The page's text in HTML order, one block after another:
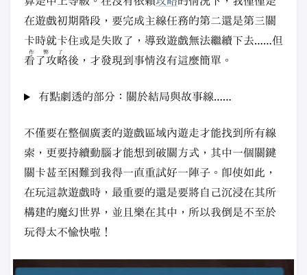
在遊戲初期階段，要完成主線任務的第二還是第三關
卡時就卡住或是失敗了，導致遊戲無法繼續下去……但
看了攻略
作弊了
後，才發現到事情沒有這麼簡單。
有點劇透的部分：關於結局與故事線……
不僅要在整個廣袤的遊戲區域內遊走才能找到所有線
索，更要持續動腦才能想到破關方式，其中一個關鍵
關卡甚至困難到我得一直重試好一陣子。即使如此，
在玩這款遊戲時，最重要的還是要將自己沉浸在其所
構建的魔幻世界，並且樂在其中，所以我倒是不至於
玩得太不愉快啦！